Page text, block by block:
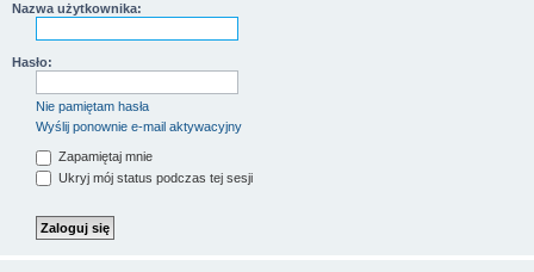
Nazwa użytkownika:
Hasło:
Nie pamiętam hasła
Wyślij ponownie e-mail aktywacyjny
Zapamiętaj mnie
Ukryj mój status podczas tej sesji